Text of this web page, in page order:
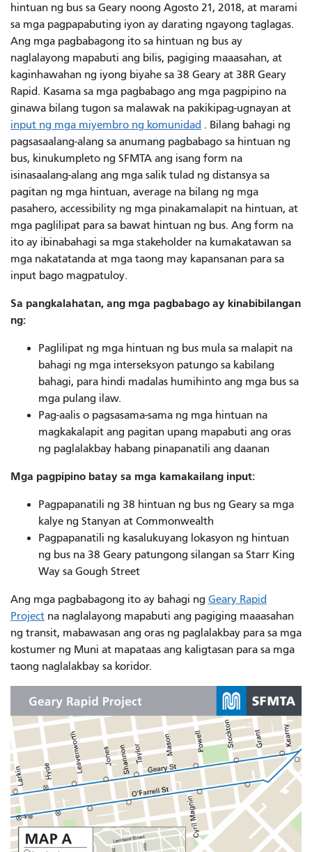
hintuan ng bus sa Geary noong Agosto 21, 2018, at marami
sa mga pagpapabuting iyon ay darating ngayong taglagas.
Ang mga pagbabagong ito sa hintuan ng bus ay
naglalayong mapabuti ang bilis, pagiging maaasahan, at
kaginhawahan ng iyong biyahe sa 38 Geary at 38R Geary
Rapid. Kasama sa mga pagbabago ang mga pagpipino na
ginawa bilang tugon sa malawak na pakikipag-ugnayan at
input ng mga miyembro ng komunidad . Bilang bahagi ng
pagsasaalang-alang sa anumang pagbabago sa hintuan ng
bus, kinukumpleto ng SFMTA ang isang form na
isinasaalang-alang ang mga salik tulad ng distansya sa
pagitan ng mga hintuan, average na bilang ng mga
pasahero, accessibility ng mga pinakamalapit na hintuan, at
mga paglilipat para sa bawat hintuan ng bus. Ang form na
ito ay ibinabahagi sa mga stakeholder na kumakatawan sa
mga nakatatanda at mga taong may kapansanan para sa
input bago magpatuloy.
Sa pangkalahatan, ang mga pagbabago ay kinabibilangan
ng:
Paglilipat ng mga hintuan ng bus mula sa malapit na
bahagi ng mga interseksyon patungo sa kabilang
bahagi, para hindi madalas humihinto ang mga bus sa
mga pulang ilaw.
Pag-aalis o pagsasama-sama ng mga hintuan na
magkakalapit ang pagitan upang mapabuti ang oras
ng paglalakbay habang pinapanatili ang daanan
Mga pagpipino batay sa mga kamakailang input:
Pagpapanatili ng 38 hintuan ng bus ng Geary sa mga
kalye ng Stanyan at Commonwealth
Pagpapanatili ng kasalukuyang lokasyon ng hintuan
ng bus na 38 Geary patungong silangan sa Starr King
Way sa Gough Street
Ang mga pagbabagong ito ay bahagi ng Geary Rapid
Project na naglalayong mapabuti ang pagiging maaasahan
ng transit, mabawasan ang oras ng paglalakbay para sa mga
kostumer ng Muni at mapataas ang kaligtasan para sa mga
taong naglalakbay sa koridor.